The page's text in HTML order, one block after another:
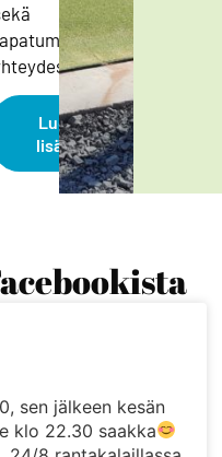
Lue
lisää
sen jälkeen kesän
klo 22.30 saakka